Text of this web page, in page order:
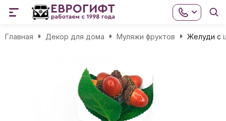
Главная Декор для дома Муляжи фруктов Желуди с